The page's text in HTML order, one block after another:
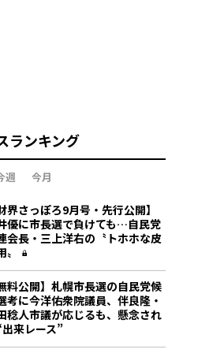
ランキング
週 今月
界さっぽろ9月号・先行公開】
優に市長選で負けても…自民党
会長・三上洋右の〝トホホな皮
無料公開】札幌市長選の自民党候
考に今洋佑衆院議員、伴良隆・
稔人市議が応じるも、懸念され
来レース”